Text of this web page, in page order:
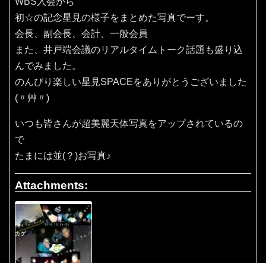
初☆の記念星見の様子をまとめた写真でーす。
会長、副会長、会計、一般会員
また、井戸端会議のリアルタイムトーク話題も盛り込
んでみました。
のんびり楽しい星見SPACEをありがとうございました
(〃艸〃)
いつも皆さんが超美麗天体写真をアップされているの
で
たまには並(？)お写真♪
Attachments: